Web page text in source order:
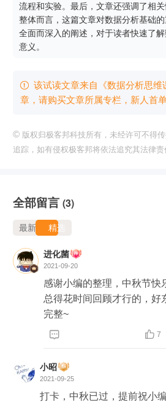
流程和实验。最后，文章还强调了相关
整体而言，这篇文章对数据分析基础
全面而深入的阐述，对于读者快速了
意义。
 该试读文章来自《数据分析思维
章，请购买文章所属专栏 ，新⼈⾸
© 版权归极客邦科技所有，未经许可不得
追踪，如有侵权极客邦将依法追究其法律责
全部留言 (3)
最新 精选
进化菌
2021-09-20
感谢小编的整理，中秋节快
总得花时间回顾才行的，好
完整~
  7
小昭
2021-09-25
打卡，中秋已过，提前祝小